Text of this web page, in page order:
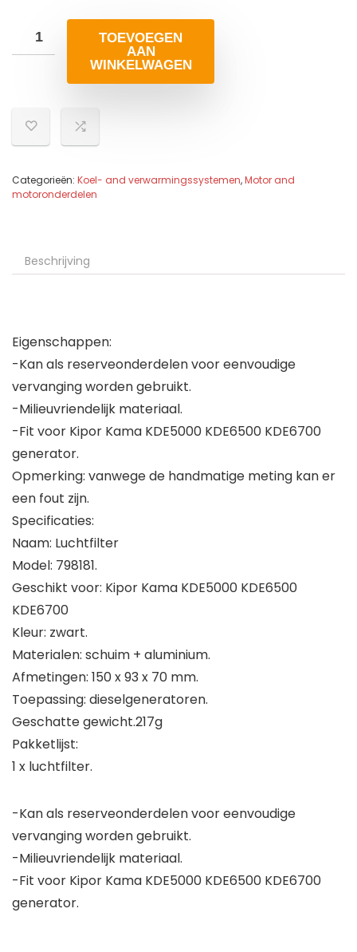
TOEVOEGEN
AAN
WINKELWAGEN
Categorieën: Koel- and verwarmingssystemen,Motor and
motoronderdelen
Beschrijving
Eigenschappen:
-Kan als reserveonderdelen voor eenvoudige
vervanging worden gebruikt.
-Milieuvriendelijk materiaal.
-Fit voor Kipor Kama KDE5000 KDE6500 KDE6700
generator.
Opmerking: vanwege de handmatige meting kan er
een fout zijn.
Specificaties:
Naam: Luchtfilter
Model: 798181.
Geschikt voor: Kipor Kama KDE5000 KDE6500
KDE6700
Kleur: zwart.
Materialen: schuim + aluminium.
Afmetingen: 150 x 93 x 70 mm.
Toepassing: dieselgeneratoren.
Geschatte gewicht.217g
Pakketlijst:
1 x luchtfilter.
-Kan als reserveonderdelen voor eenvoudige
vervanging worden gebruikt.
-Milieuvriendelijk materiaal.
-Fit voor Kipor Kama KDE5000 KDE6500 KDE6700
generator.